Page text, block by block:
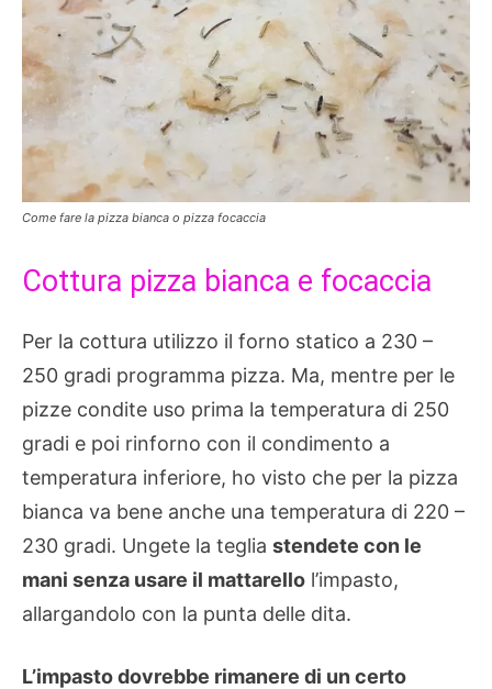
Come fare la pizza bianca o pizza focaccia
Cottura pizza bianca e focaccia
Per la cottura utilizzo il forno statico a 230 –
250 gradi programma pizza. Ma, mentre per le
pizze condite uso prima la temperatura di 250
gradi e poi rinforno con il condimento a
temperatura inferiore, ho visto che per la pizza
bianca va bene anche una temperatura di 220 –
230 gradi. Ungete la teglia stendete con le
mani senza usare il mattarello l’impasto,
allargandolo con la punta delle dita.
L’impasto dovrebbe rimanere di un certo